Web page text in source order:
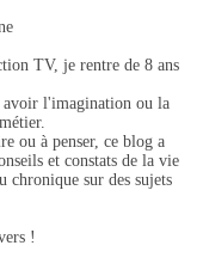
TV, je rentre de 8 ans
avoir l'imagination ou la
ou à penser, ce blog a
et constats de la vie
chronique sur des sujets
!